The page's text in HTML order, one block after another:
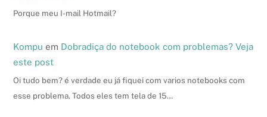
Porque meu I-mail Hotmail?
Kompu em Dobradiça do notebook com problemas? Veja
este post
Oi tudo bem? é verdade eu já fiquei com varios notebooks com
esse problema. Todos eles tem tela de 15…